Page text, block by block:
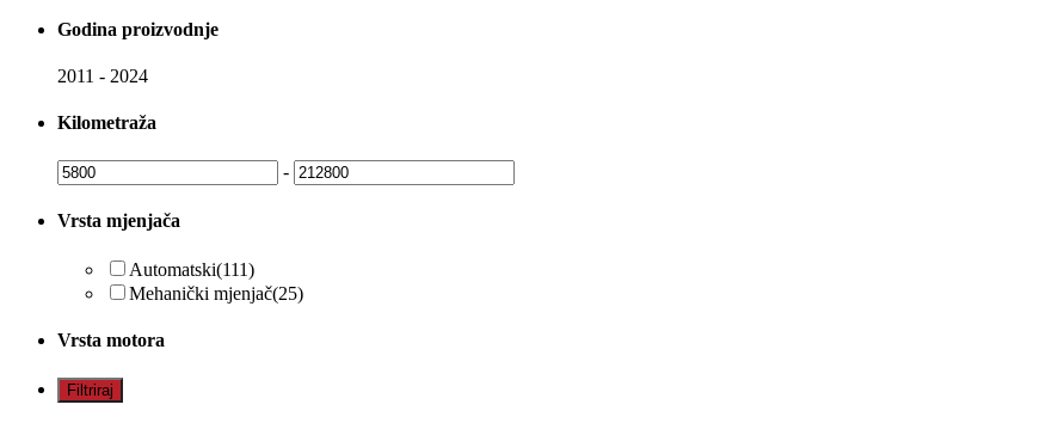
Godina proizvodnje
2011 - 2024
Kilometraža
-
Vrsta mjenjača
Automatski(111)
Mehanički mjenjač(25)
Vrsta motora